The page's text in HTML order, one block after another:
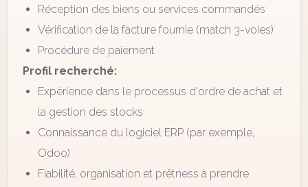
Réception des biens ou services commandés
Vérification de la facture fournie (match 3-voies)
Procédure de paiement
Profil recherché:
Expérience dans le processus d'ordre de achat et
la gestion des stocks
Connaissance du logiciel ERP (par exemple,
Odoo)
Fiabilité, organisation et prêtness à prendre